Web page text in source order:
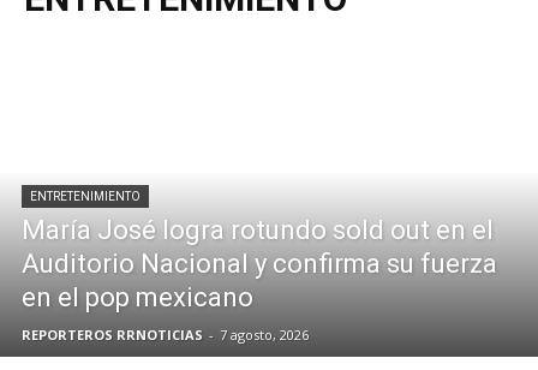
ENTRETENIMIENTO
María José logra rotundo sold out en el
Auditorio Nacional y confirma su fuerza
en el pop mexicano
REPORTEROS RRNOTICIAS - 7 agosto, 2026